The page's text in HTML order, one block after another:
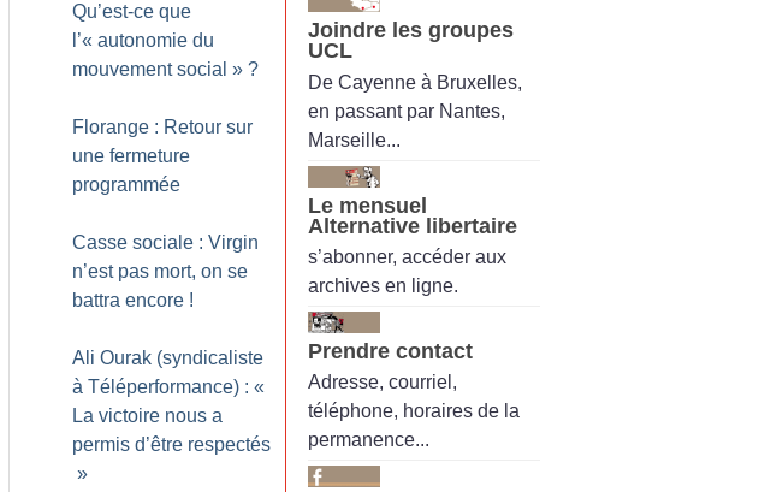
Qu’est-ce que
l’« autonomie du
mouvement social » ?
Florange : Retour sur
une fermeture
programmée
Casse sociale : Virgin
n’est pas mort, on se
battra encore !
Ali Ourak (syndicaliste
à Téléperformance) : «
La victoire nous a
permis d’être respectés
»
Joindre les groupes
UCL
De Cayenne à Bruxelles,
en passant par Nantes,
Marseille...
Le mensuel
Alternative libertaire
s’abonner, accéder aux
archives en ligne.
Prendre contact
Adresse, courriel,
téléphone, horaires de la
permanence...